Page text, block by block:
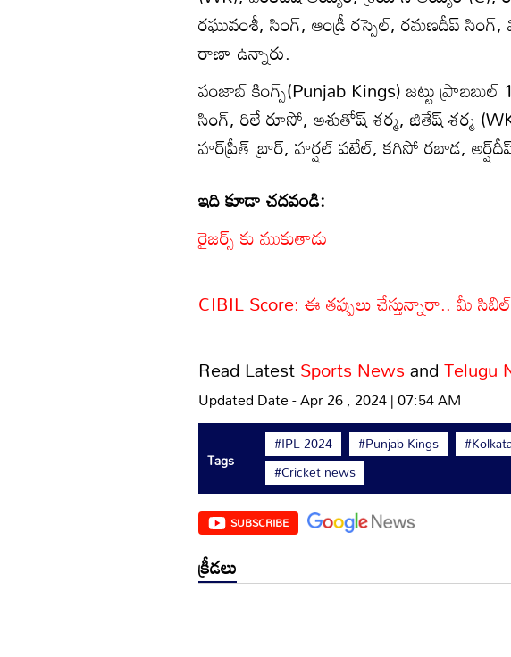
రఘువంశీ, సింగ్, ఆండ్రీ రస్సెల్, రమణదీప్ సింగ్,
రాణా ఉన్నారు.
పంజాబ్ కింగ్స్(Punjab Kings) జట్టు
సింగ్, రిలే రూసో, అశుతోష్ శర్మ, జితేష్ శర్మ
హర్‌ప్రీత్ బ్రార్, హర్షల్ పటేల్, కగిసో రబాడ,
ఇది కూడా చదవండి:
రైజర్స్‌ కు ముకుతాడు
CIBIL Score: ఈ తప్పులు చేస్తున్నారా.. మీ
Read LatestSports NewsandTelugu
Updated Date - Apr 26 , 2024 | 07:54 AM
Tags
#IPL 2024 #Punjab Kings
#Cricket news
SUBSCRIBE
క్రీడలు